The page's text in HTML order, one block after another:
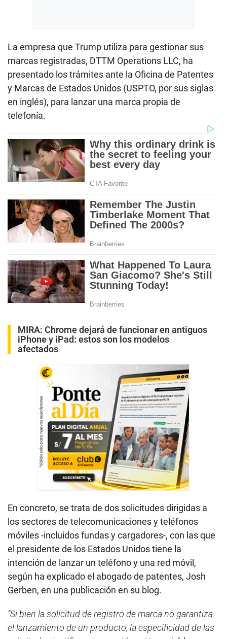
La empresa que Trump utiliza para gestionar sus
marcas registradas, DTTM Operations LLC, ha
presentado los trámites ante la Oficina de Patentes
y Marcas de Estados Unidos (USPTO, por sus siglas
en inglés), para lanzar una marca propia de
telefonía.
MIRA: Chrome dejará de funcionar en antiguos
iPhone y iPad: estos son los modelos
afectados
En concreto, se trata de dos solicitudes dirigidas a
los sectores de telecomunicaciones y teléfonos
móviles -incluidos fundas y cargadores-, con las que
el presidente de los Estados Unidos tiene la
intención de lanzar un teléfono y una red móvil,
según ha explicado el abogado de patentes, Josh
Gerben, en una publicación en su blog.
“Si bien la solicitud de registro de marca no garantiza
el lanzamiento de un producto, la especificidad de las